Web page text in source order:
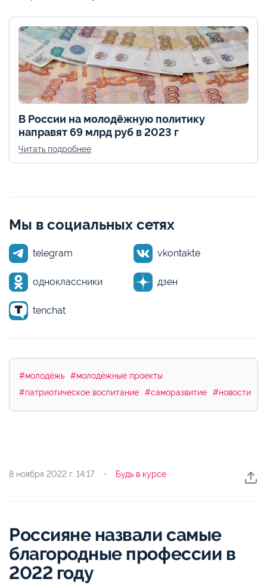
В России на молодёжную политику
направят 69 млрд руб в 2023 г
Читать подробнее
Мы в социальных сетях
telegram vkontakte
одноклассники дзен
tenchat
#молодёжь
#молодёжные проекты
#патриотическое воспитание
#саморазвитие #новости
8 ноября 2022 г. 14:17 Будь в курсе
Россияне назвали самые
благородные профессии в
2022 году